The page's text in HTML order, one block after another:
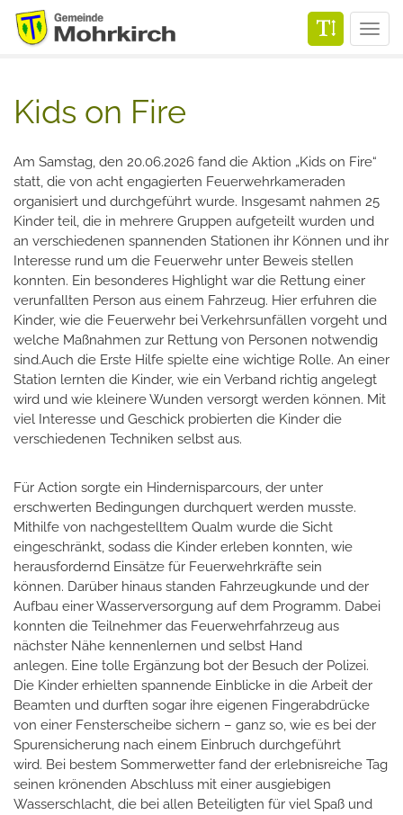
Kids on Fire
Am Samstag, den 20.06.2026 fand die Aktion „Kids on Fire“
statt, die von acht engagierten Feuerwehrkameraden
organisiert und durchgeführt wurde. Insgesamt nahmen 25
Kinder teil, die in mehrere Gruppen aufgeteilt wurden und
an verschiedenen spannenden Stationen ihr Können und ihr
Interesse rund um die Feuerwehr unter Beweis stellen
konnten. Ein besonderes Highlight war die Rettung einer
verunfallten Person aus einem Fahrzeug. Hier erfuhren die
Kinder, wie die Feuerwehr bei Verkehrsunfällen vorgeht und
welche Maßnahmen zur Rettung von Personen notwendig
sind.Auch die Erste Hilfe spielte eine wichtige Rolle. An einer
Station lernten die Kinder, wie ein Verband richtig angelegt
wird und wie kleinere Wunden versorgt werden können. Mit
viel Interesse und Geschick probierten die Kinder die
verschiedenen Techniken selbst aus.
Für Action sorgte ein Hindernisparcours, der unter
erschwerten Bedingungen durchquert werden musste.
Mithilfe von nachgestelltem Qualm wurde die Sicht
eingeschränkt, sodass die Kinder erleben konnten, wie
herausfordernd Einsätze für Feuerwehrkräfte sein
können. Darüber hinaus standen Fahrzeugkunde und der
Aufbau einer Wasserversorgung auf dem Programm. Dabei
konnten die Teilnehmer das Feuerwehrfahrzeug aus
nächster Nähe kennenlernen und selbst Hand
anlegen. Eine tolle Ergänzung bot der Besuch der Polizei.
Die Kinder erhielten spannende Einblicke in die Arbeit der
Beamten und durften sogar ihre eigenen Fingerabdrücke
von einer Fensterscheibe sichern – ganz so, wie es bei der
Spurensicherung nach einem Einbruch durchgeführt
wird. Bei bestem Sommerwetter fand der erlebnisreiche Tag
seinen krönenden Abschluss mit einer ausgiebigen
Wasserschlacht, die bei allen Beteiligten für viel Spaß und